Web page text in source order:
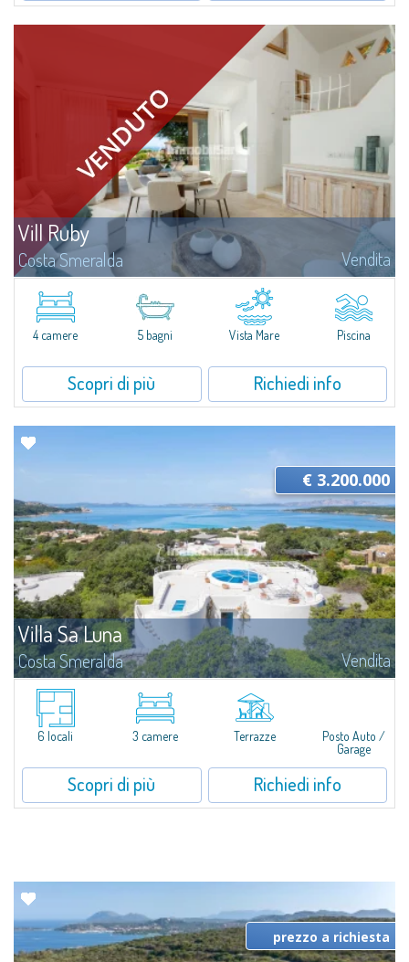
Vill Ruby
Costa Smeralda Vendita
Immersa nella tranquilla e panoramica cornice residenziale di Pantogia, a
solo un minuto d'auto dal cuore glamour di Porto Cervo e dalle sue
spiagge rinomate in tutto il mondo, la Villa N.1 delle Ville del Pevero...
4 camere
5 bagni Vista Mare Piscina
Scopri di più Richiedi info
Villa Sa Luna
Costa Smeralda Vendita
Immersa tra i profumi della macchia mediterranea di Liscia di Vacca, Villa
Sa Luna è una residenza sul mare situata a pochi passi dalle acque
cristalline della Costa Smeralda. Inserita in uno degli angoli più autentici...
€ 3.200.000
6 locali 3 camere Terrazze
Posto Auto /
Garage
Scopri di più Richiedi info
prezzo a richiesta